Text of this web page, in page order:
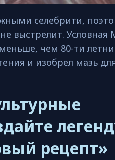
селебрити,
выстрелит. Условная
чем 80-ти
и изобрел мазь
рецепт»